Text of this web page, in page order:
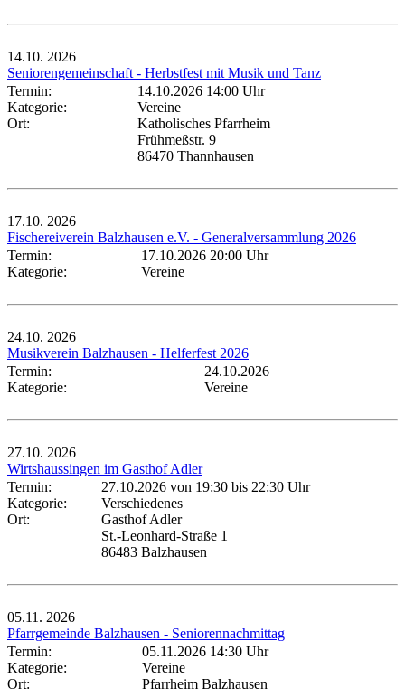
14.10. 2026
Seniorengemeinschaft - Herbstfest mit Musik und Tanz
Termin:
14.10.2026 14:00 Uhr
Kategorie:
Vereine
Ort:
Katholisches Pfarrheim
Frühmeßstr. 9
86470 Thannhausen
17.10. 2026
Fischereiverein Balzhausen e.V. - Generalversammlung 2026
Termin:
17.10.2026 20:00 Uhr
Kategorie:
Vereine
24.10. 2026
Musikverein Balzhausen - Helferfest 2026
Termin:
24.10.2026
Kategorie:
Vereine
27.10. 2026
Wirtshaussingen im Gasthof Adler
Termin:
27.10.2026 von 19:30 bis 22:30 Uhr
Kategorie:
Verschiedenes
Ort:
Gasthof Adler
St.-Leonhard-Straße 1
86483 Balzhausen
05.11. 2026
Pfarrgemeinde Balzhausen - Seniorennachmittag
Termin:
05.11.2026 14:30 Uhr
Kategorie:
Vereine
Ort:
Pfarrheim Balzhausen